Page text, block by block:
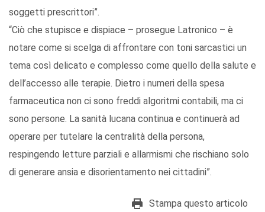
soggetti prescrittori”.
“Ciò che stupisce e dispiace – prosegue Latronico – è
notare come si scelga di affrontare con toni sarcastici un
tema così delicato e complesso come quello della salute e
dell’accesso alle terapie. Dietro i numeri della spesa
farmaceutica non ci sono freddi algoritmi contabili, ma ci
sono persone. La sanità lucana continua e continuerà ad
operare per tutelare la centralità della persona,
respingendo letture parziali e allarmismi che rischiano solo
di generare ansia e disorientamento nei cittadini”.
Stampa questo articolo